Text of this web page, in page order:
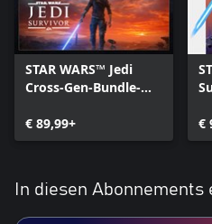
STAR WARS™ Jedi
Cross-Gen-Bundle-
€ 89,99+
€
In diesen Abonnements